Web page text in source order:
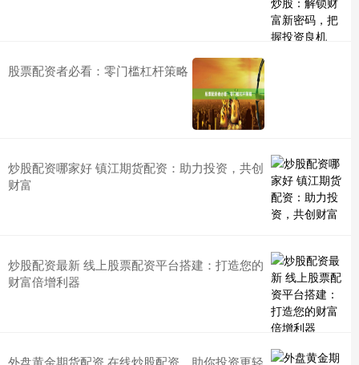
股票配资者必看：零门槛杠杆策略
炒股配资哪家好 镇江期货配资：助力投资，共创
财富
炒股配资最新 线上股票配资平台搭建：打造您的
财富倍增利器
外盘黄金期货配资 在线炒股配资，助你投资更轻